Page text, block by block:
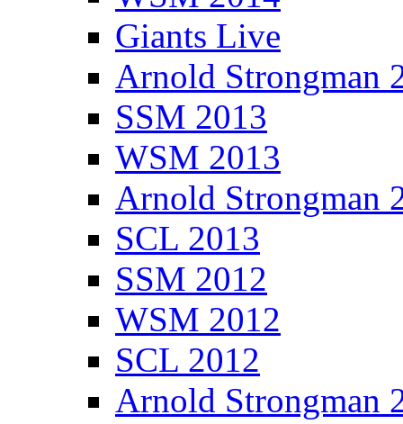
Giants Live
Arnold Strongman
SSM 2013
WSM 2013
Arnold Strongman
SCL 2013
SSM 2012
WSM 2012
SCL 2012
Arnold Strongman